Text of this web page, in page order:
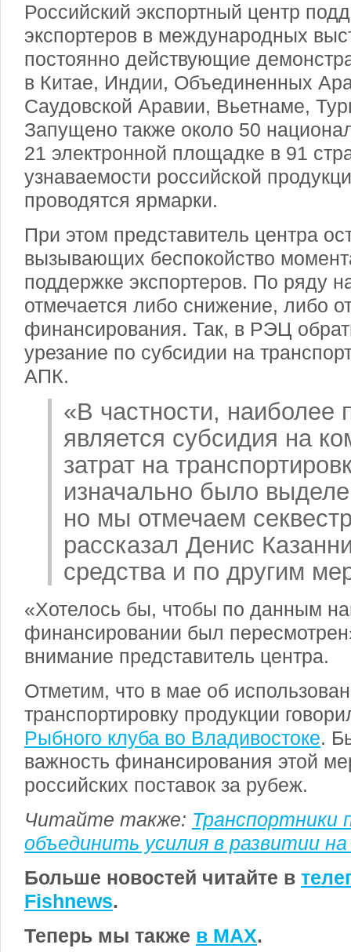
Российский экспортный центр
экспортеров в международных
постоянно действующие
в Китае, Индии, Объединенных
Саудовской Аравии, Вьетнаме,
Запущено также около 50
21 электронной площадке в 91
узнаваемости российской
проводятся ярмарки.
При этом представитель центра
вызывающих беспокойство
поддержке экспортеров. По ряду
отмечается либо снижение, либо
финансирования. Так, в РЭЦ
урезание по субсидии на
АПК.
«В частности, наиболее
является субсидия на
затрат на
изначально было
но мы отмечаем
рассказал Денис
средства и по другим
«Хотелось бы, чтобы по данным
финансировании был
внимание представитель центра.
Отметим, что в мае об
транспортировку продукции
Рыбного клуба во Владивостоке.
важность финансирования этой
российских поставок за рубеж.
Читайте также: Транспортники
объединить усилия в развитии
Больше новостей читайте в
Fishnews.
Теперь мы также в MAX.